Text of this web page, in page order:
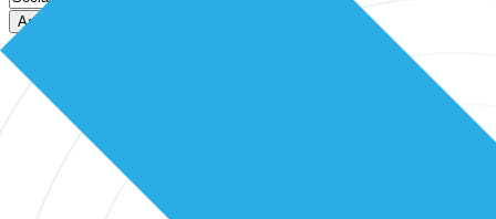
Aanmelden